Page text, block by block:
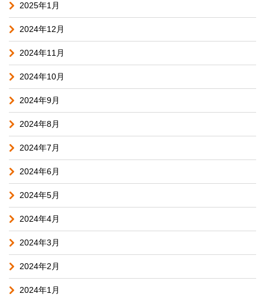
2025年1月
2024年12月
2024年11月
2024年10月
2024年9月
2024年8月
2024年7月
2024年6月
2024年5月
2024年4月
2024年3月
2024年2月
2024年1月